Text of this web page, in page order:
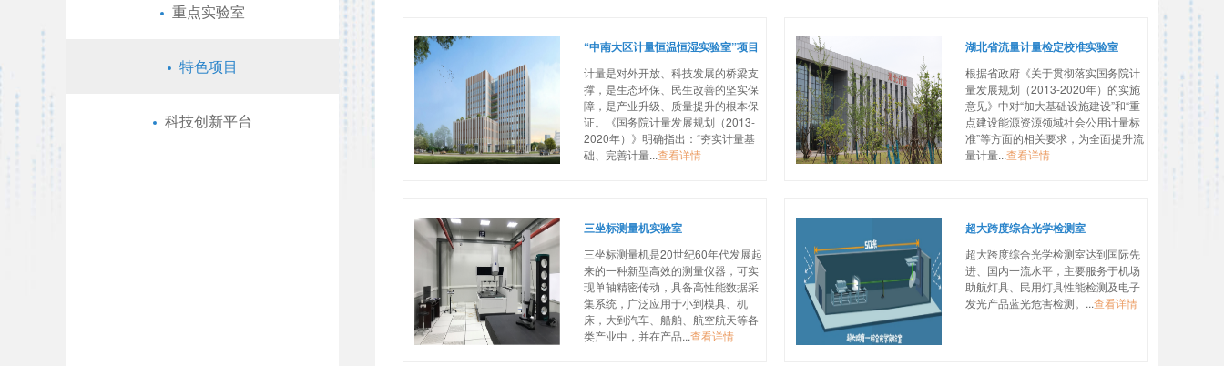
重点实验室
特色项目
科技创新平台
“中南大区计量恒温恒湿实验室”项目
计量是对外开放、科技发展的桥梁支
撑，是生态环保、民生改善的坚实保
障，是产业升级、质量提升的根本保
证。《国务院计量发展规划（2013-
2020年）》明确指出：“夯实计量基
础、完善计量...查看详情
湖北省流量计量检定校准实验室
根据省政府《关于贯彻落实国务院计
量发展规划（2013-2020年）的实施
意见》中对“加大基础设施建设”和“重
点建设能源资源领域社会公用计量标
准”等方面的相关要求，为全面提升流
量计量...查看详情
三坐标测量机实验室
三坐标测量机是20世纪60年代发展起
来的一种新型高效的测量仪器，可实
现单轴精密传动，具备高性能数据采
集系统，广泛应用于小到模具、机
床，大到汽车、船舶、航空航天等各
类产业中，并在产品...查看详情
超大跨度综合光学检测室
超大跨度综合光学检测室达到国际先
进、国内一流水平，主要服务于机场
助航灯具、民用灯具性能检测及电子
发光产品蓝光危害检测。...查看详情